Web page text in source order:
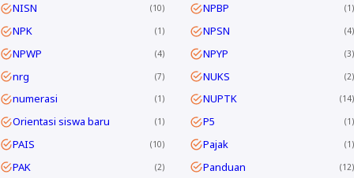
NISN 10 NPBP 1
NPK 1 NPSN 4
NPWP 4 NPYP 3
nrg 7 NUKS 2
numerasi 1 NUPTK 14
Orientasi siswa baru 1 P5 1
PAIS 10 Pajak 1
PAK 2 Panduan 12